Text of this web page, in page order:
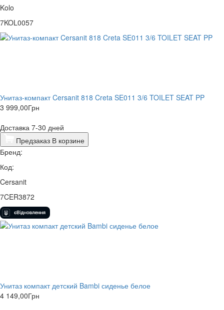
Kolo
7KOL0057
Унитаз-компакт Cersanit 818 Creta SE011 3/6 TOILET SEAT PP
3 999,00Грн
Доставка 7-30 дней
Предзаказ В корзине
Бренд:
Код:
Cersanit
7CER3872
Унитаз компакт детский Bambi сиденье белое
4 149,00Грн